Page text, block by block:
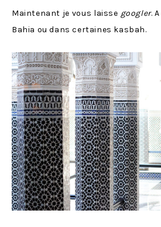
Maintenant je vous laisse googler.
Bahia ou dans certaines kasbah.